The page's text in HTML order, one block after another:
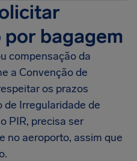
bagagem
compensação da
a Convenção de
os prazos
de Irregularidade de
PIR, precisa ser
no aeroporto, assim que